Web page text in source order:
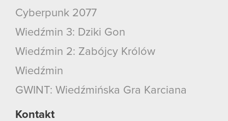
Cyberpunk 2077
Wiedźmin 3: Dziki Gon
Wiedźmin 2: Zabójcy Królów
Wiedźmin
GWINT: Wiedźmińska Gra Karciana
Kontakt